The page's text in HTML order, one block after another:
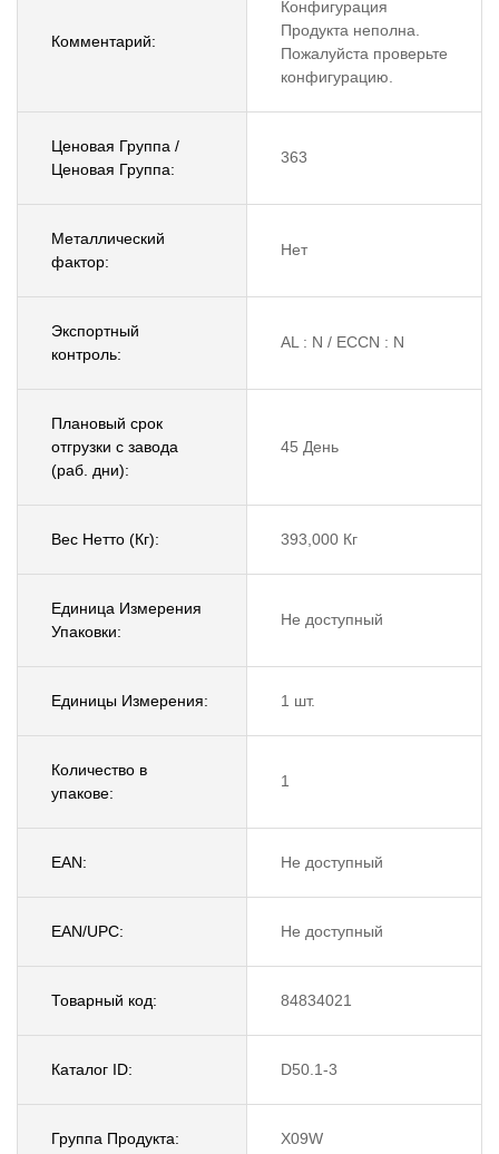
Комментарий:
Конфигурация
Продукта неполна.
Пожалуйста проверьте
конфигурацию.
Ценовая Группа /
Ценовая Группа:
363
Металлический
фактор:
Нет
Экспортный
контроль:
AL : N / ECCN : N
Плановый срок
отгрузки с завода
(раб. дни):
45 День
Вес Нетто (Кг): 393,000 Кг
Единица Измерения
Упаковки:
Не доступный
Единицы Измерения: 1 шт.
Количество в
упакове:
1
EAN: Не доступный
EAN/UPC: Не доступный
Товарный код: 84834021
Каталог ID: D50.1-3
Группа Продукта: X09W